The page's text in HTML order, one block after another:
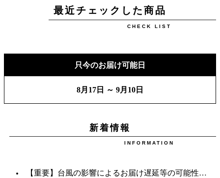
最近チェックした商品
CHECK LIST
只今のお届け可能日
8月17日 ～ 9月10日
新着情報
INFORMATION
【重要】台風の影響によるお届け遅延等の可能性について